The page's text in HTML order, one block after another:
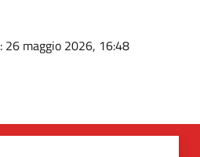
: 26 maggio 2026, 16:48